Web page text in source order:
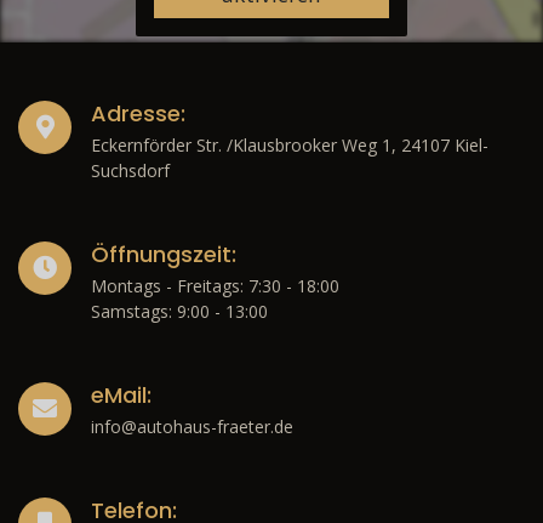
Adresse:
Eckernförder Str. /Klausbrooker Weg 1, 24107 Kiel-
Suchsdorf
Öffnungszeit:
Montags - Freitags: 7:30 - 18:00
Samstags: 9:00 - 13:00
eMail:
info@autohaus-fraeter.de
Telefon: